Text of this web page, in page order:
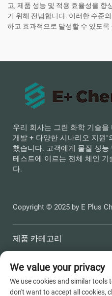
고, 제품 성능 및 적용 효율성을 향
기 위해 전념합니다. 이러한 수준
하고 효과적으로 달성할 수 있도록
우리 회사는 그린 화학 기술
개발 + 다양한 시나리오 지원
했습니다. 고객에게 물질 성
테스트에 이르는 전체 체인
다.
Copyright © 2025 by E Plus
제품 카테고리
빠른 링크
We value your privacy
We use cookies and similar tools
don't want to accept all cookies,